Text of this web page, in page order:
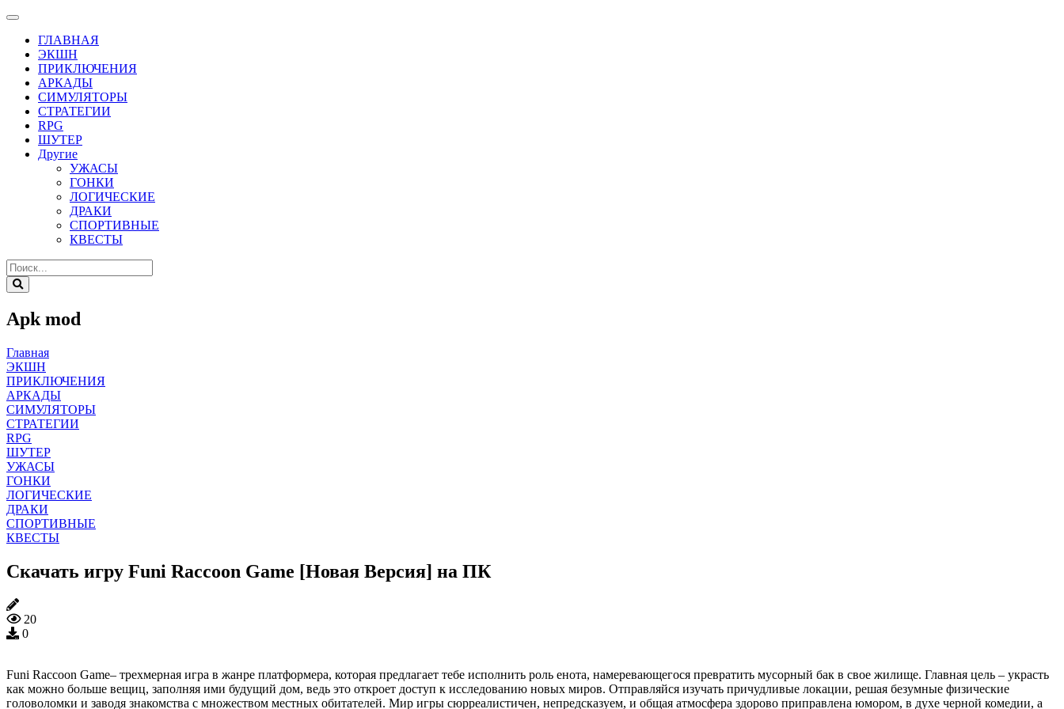
ГЛАВНАЯ
ЭКШН
ПРИКЛЮЧЕНИЯ
АРКАДЫ
СИМУЛЯТОРЫ
СТРАТЕГИИ
RPG
ШУТЕР
Другие
УЖАСЫ
ГОНКИ
ЛОГИЧЕСКИЕ
ДРАКИ
СПОРТИВНЫЕ
КВЕСТЫ
Apk mod
Главная
ЭКШН
ПРИКЛЮЧЕНИЯ
АРКАДЫ
СИМУЛЯТОРЫ
СТРАТЕГИИ
RPG
ШУТЕР
УЖАСЫ
ГОНКИ
ЛОГИЧЕСКИЕ
ДРАКИ
СПОРТИВНЫЕ
КВЕСТЫ
Скачать игру Funi Raccoon Game [Новая Версия] на ПК
20
0
Funi Raccoon Game– трехмерная игра в жанре платформера, которая предлагает тебе исполнить роль енота, намеревающегося превратить мусорный бак в свое жилище. Главная цель – украсть
как можно больше вещиц, заполняя ими будущий дом, ведь это откроет доступ к исследованию новых миров. Отправляйся изучать причудливые локации, решая безумные физические
головоломки и заводя знакомства с множеством местных обитателей. Мир игры сюрреалистичен, непредсказуем, и общая атмосфера здорово приправлена юмором, в духе черной комедии, а